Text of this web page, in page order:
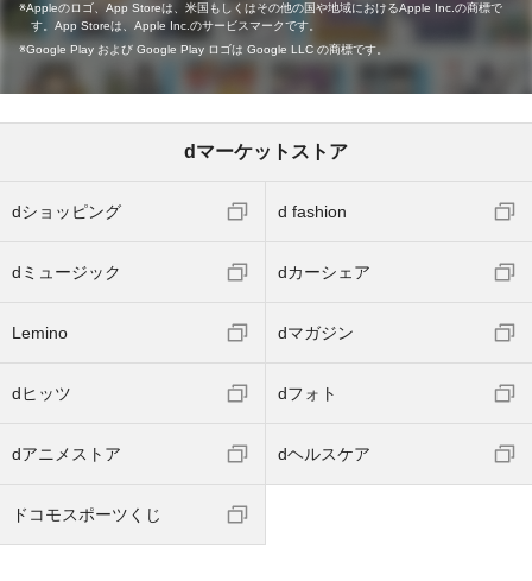
Appleのロゴ、App Storeは、米国もしくはその他の国や地域におけるApple Inc.の商標で
す。App Storeは、Apple Inc.のサービスマークです。
Google Play および Google Play ロゴは Google LLC の商標です。
dマーケットストア
dショッピング d fashion
dミュージック dカーシェア
Lemino dマガジン
dヒッツ dフォト
dアニメストア dヘルスケア
ドコモスポーツくじ